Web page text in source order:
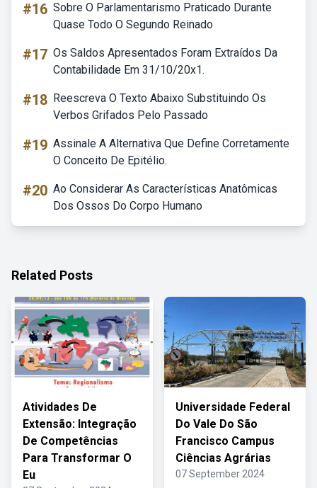
#16 Sobre O Parlamentarismo Praticado Durante
Quase Todo O Segundo Reinado
#17 Os Saldos Apresentados Foram Extraídos Da
Contabilidade Em 31/10/20x1.
#18 Reescreva O Texto Abaixo Substituindo Os
Verbos Grifados Pelo Passado
#19 Assinale A Alternativa Que Define Corretamente
O Conceito De Epitélio.
#20 Ao Considerar As Características Anatômicas
Dos Ossos Do Corpo Humano
Related Posts
Atividades De
Extensão: Integração
De Competências
Para Transformar O
Eu
Universidade Federal
Do Vale Do São
Francisco Campus
Ciências Agrárias
07 September 2024